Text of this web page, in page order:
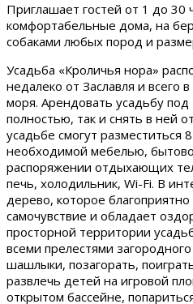
Приглашает гостей от 1 до 30
комфортабельные дома, на
собаками любых пород и
Усадьба «Кроличья нора»
недалеко от Заславля и всего
моря. Арендовать усадьбу
полностью, так и снять в ней
усадьбе смогут разместиться
необходимой мебелью,
распоряжении отдыхающих
печь, холодильник, Wi-Fi. В
дерево, которое
самочувствие и обладает
просторной территории
всеми прелестями
шашлыки, позагорать,
развлечь детей на игровой
открытом бассейне,